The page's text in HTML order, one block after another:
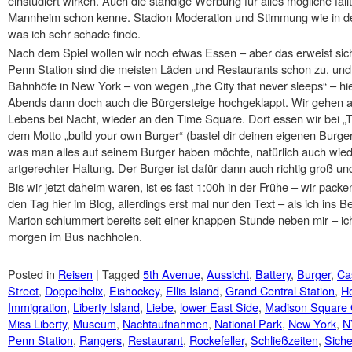
Mannheim schon kenne. Stadion Moderation und Stimmung wie in
was ich sehr schade finde.
Nach dem Spiel wollen wir noch etwas Essen – aber das erweist
Penn Station sind die meisten Läden und Restaurants schon zu,
Bahnhöfe in New York – von wegen „the City that never sleeps“ –
Abends dann doch auch die Bürgersteige hochgeklappt. Wir gehen
Lebens bei Nacht, wieder an den Time Square. Dort essen wir bei
dem Motto „build your own Burger“ (bastel dir deinen eigenen
was man alles auf seinem Burger haben möchte, natürlich auch
artgerechter Haltung. Der Burger ist dafür dann auch richtig groß
Bis wir jetzt daheim waren, ist es fast 1:00h in der Frühe – wir
den Tag hier im Blog, allerdings erst mal nur den Text – als ich ins
Marion schlummert bereits seit einer knappen Stunde neben mir –
morgen im Bus nachholen.
Posted in Reisen | Tagged 5th Avenue, Aussicht, Battery, Burger,
Street, Doppelhelix, Eishockey, Ellis Island, Grand Central Station,
Immigration, Liberty Island, Liebe, lower East Side, Madison Square
Miss Liberty, Museum, Nachtaufnahmen, National Park, New York,
Penn Station, Rangers, Restaurant, Rockefeller, Schließzeiten,